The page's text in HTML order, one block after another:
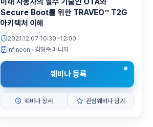
미래 자동차의 필수 기술인 OTA와
Secure Boot를 위한 TRAVEO™ T2G
아키텍처 이해
2021.12.07 10:30~12:00
Infineon · 김형준 매니저
웨비나 등록
웨비나 상세 관심웨비나 담기